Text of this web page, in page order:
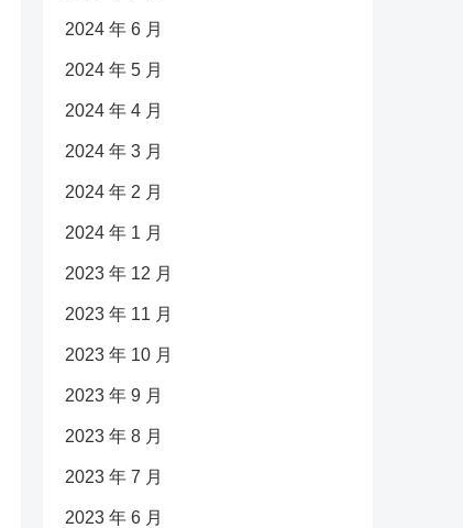
2024 年 6 月
2024 年 5 月
2024 年 4 月
2024 年 3 月
2024 年 2 月
2024 年 1 月
2023 年 12 月
2023 年 11 月
2023 年 10 月
2023 年 9 月
2023 年 8 月
2023 年 7 月
2023 年 6 月